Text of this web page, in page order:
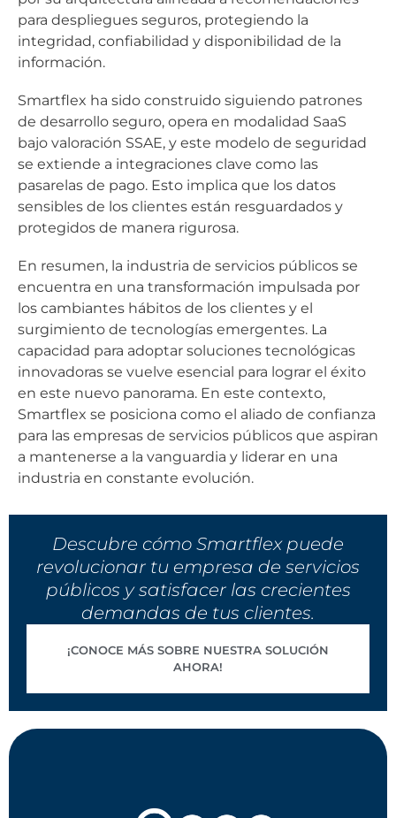
para despliegues seguros, protegiendo la
integridad, confiabilidad y disponibilidad de la
información.
Smartflex ha sido construido siguiendo patrones
de desarrollo seguro, opera en modalidad SaaS
bajo valoración SSAE, y este modelo de seguridad
se extiende a integraciones clave como las
pasarelas de pago. Esto implica que los datos
sensibles de los clientes están resguardados y
protegidos de manera rigurosa.
En resumen, la industria de servicios públicos se
encuentra en una transformación impulsada por
los cambiantes hábitos de los clientes y el
surgimiento de tecnologías emergentes. La
capacidad para adoptar soluciones tecnológicas
innovadoras se vuelve esencial para lograr el éxito
en este nuevo panorama. En este contexto,
Smartflex se posiciona como el aliado de confianza
para las empresas de servicios públicos que aspiran
a mantenerse a la vanguardia y liderar en una
industria en constante evolución.
Descubre cómo Smartflex puede
revolucionar tu empresa de servicios
públicos y satisfacer las crecientes
demandas de tus clientes.
¡CONOCE MÁS SOBRE NUESTRA SOLUCIÓN
AHORA!